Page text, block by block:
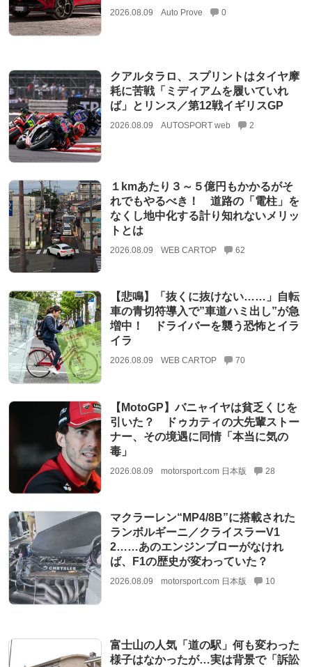
2026.08.09 Auto Prove 0
クアルタラロ、スプリントはタイヤ摩
耗に苦戦「ミディアムを履いていれ
ば」とリンス／第12戦イギリスGP
2026.08.09 AUTOSPORT web 2
１kmあたり３～５億円もかかるがそ
れでもやるべき！ 道路の「電柱」を
なくし地中化する計り知れないメリッ
トとは
2026.08.09 WEB CARTOP 62
【悲鳴】「抜くに抜けない……」自転
車の青切符導入で”車道ハミ出し”が急
増中！ ドライバーを襲う恐怖とイラ
イラ
2026.08.09 WEB CARTOP 70
【MotoGP】バニャイヤは貧乏くじを
引いた？ ドゥカティの大先輩ストー
ナー、その境遇に同情「本当に気の
毒」
2026.08.09 motorsport.com 日本版 28
マクラーレン“MP4/8B”に搭載された
ランボルギーニ／クライスラーV1
2……あのエンジンブローがなけれ
ば、F1の歴史が変わっていた？
2026.08.09 motorsport.com 日本版 10
富士山の人気「道の駅」何も変わった
様子はなかったが…実は背景で「訴訟